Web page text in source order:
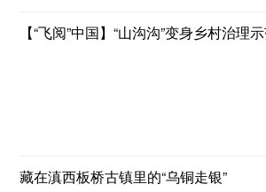
【“飞阅”中国】“山沟沟”变身乡村治理
藏在滇西板桥古镇里的“乌铜走银”